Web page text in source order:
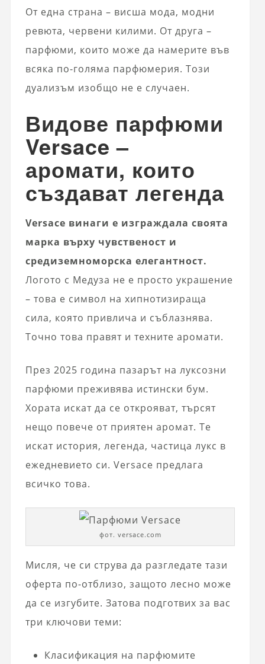
От една страна – висша мода, модни
ревюта, червени килими. От друга –
парфюми, които може да намерите във
всяка по-голяма парфюмерия. Този
дуализъм изобщо не е случаен.
Видове парфюми
Versace –
аромати, които
създават легенда
Versace винаги е изграждала своята
марка върху чувственост и
средиземноморска елегантност.
Логото с Медуза не е просто украшение
– това е символ на хипнотизираща
сила, която привлича и съблазнява.
Точно това правят и техните аромати.
През 2025 година пазарът на луксозни
парфюми преживява истински бум.
Хората искат да се открояват, търсят
нещо повече от приятен аромат. Те
искат история, легенда, частица лукс в
ежедневието си. Versace предлага
всичко това.
фот. versace.com
Мисля, че си струва да разгледате тази
оферта по-отблизо, защото лесно може
да се изгубите. Затова подготвих за вас
три ключови теми:
Класификация на парфюмите